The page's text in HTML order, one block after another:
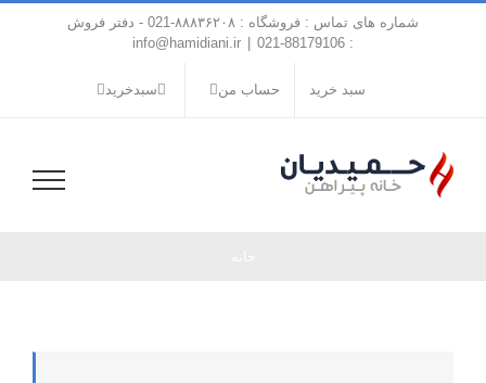
شماره های تماس : فروشگاه : ۸۸۸۳۶۲۰۸-021 - دفتر فروش
: 88179106-021
info@hamidiani.ir
سبد خرید حساب من سبدخرید